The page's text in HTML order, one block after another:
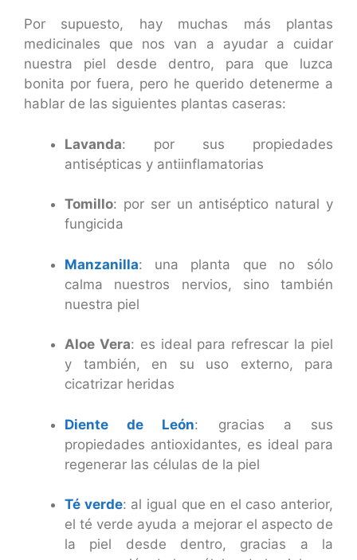
Por supuesto, hay muchas más plantas
medicinales que nos van a ayudar a cuidar
nuestra piel desde dentro, para que luzca
bonita por fuera, pero he querido detenerme a
hablar de las siguientes plantas caseras:
Lavanda: por sus propiedades
antisépticas y antiinflamatorias
Tomillo: por ser un antiséptico natural y
fungicida
Manzanilla: una planta que no sólo
calma nuestros nervios, sino también
nuestra piel
Aloe Vera: es ideal para refrescar la piel
y también, en su uso externo, para
cicatrizar heridas
Diente de León: gracias a sus
propiedades antioxidantes, es ideal para
regenerar las células de la piel
Té verde: al igual que en el caso anterior,
el té verde ayuda a mejorar el aspecto de
la piel desde dentro, gracias a la